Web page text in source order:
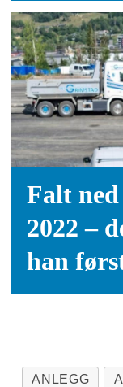
Falt
2022 –
han
ANLEGG